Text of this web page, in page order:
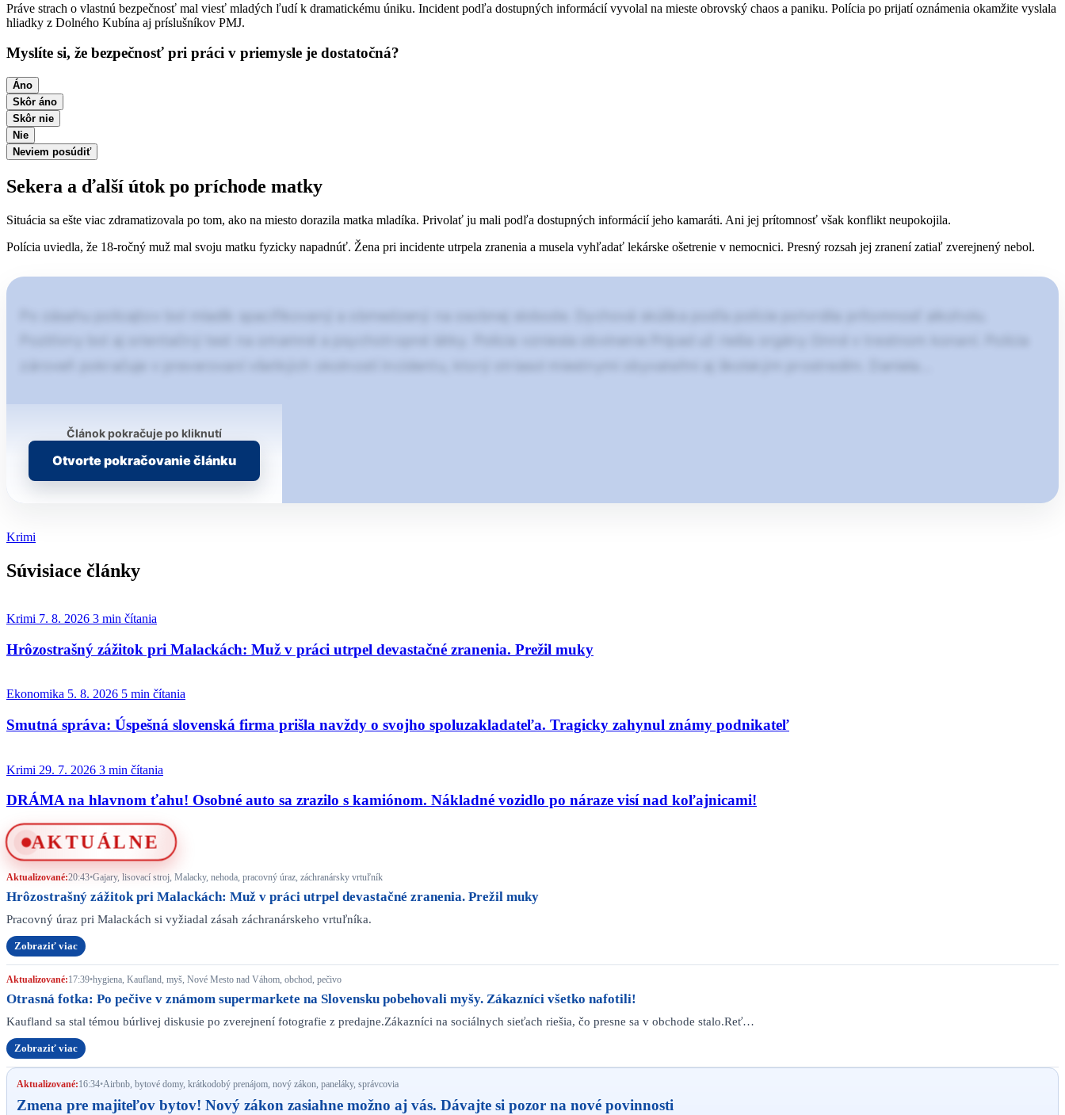
Práve strach o vlastnú bezpečnosť mal viesť mladých ľudí k dramatickému úniku. Incident podľa dostupných informácií vyvolal na mieste obrovský chaos a paniku. Polícia po prijatí oznámenia okamžite vyslala
hliadky z Dolného Kubína aj príslušníkov PMJ.
Myslíte si, že bezpečnosť pri práci v priemysle je dostatočná?
Áno
Skôr áno
Skôr nie
Nie
Neviem posúdiť
Sekera a ďalší útok po príchode matky
Situácia sa ešte viac zdramatizovala po tom, ako na miesto dorazila matka mladíka. Privolať ju mali podľa dostupných informácií jeho kamaráti. Ani jej prítomnosť však konflikt neupokojila.
Polícia uviedla, že 18-ročný muž mal svoju matku fyzicky napadnúť. Žena pri incidente utrpela zranenia a musela vyhľadať lekárske ošetrenie v nemocnici. Presný rozsah jej zranení zatiaľ zverejnený nebol.
Článok pokračuje po kliknutí
Otvorte pokračovanie článku
Krimi
Súvisiace články
Krimi 7. 8. 2026 3 min čítania
Hrôzostrašný zážitok pri Malackách: Muž v práci utrpel devastačné zranenia. Prežil muky
Ekonomika 5. 8. 2026 5 min čítania
Smutná správa: Úspešná slovenská firma prišla navždy o svojho spoluzakladateľa. Tragicky zahynul známy podnikateľ
Krimi 29. 7. 2026 3 min čítania
DRÁMA na hlavnom ťahu! Osobné auto sa zrazilo s kamiónom. Nákladné vozidlo po náraze visí nad koľajnicami!
AKTUÁLNE
Aktualizované:20:43•Gajary, lisovací stroj, Malacky, nehoda, pracovný úraz, záchranársky vrtuľník
Hrôzostrašný zážitok pri Malackách: Muž v práci utrpel devastačné zranenia. Prežil muky
Pracovný úraz pri Malackách si vyžiadal zásah záchranárskeho vrtuľníka.
Zobraziť viac
Aktualizované:17:39•hygiena, Kaufland, myš, Nové Mesto nad Váhom, obchod, pečivo
Otrasná fotka: Po pečive v známom supermarkete na Slovensku pobehovali myšy. Zákazníci všetko nafotili!
Kaufland sa stal témou búrlivej diskusie po zverejnení fotografie z predajne.Zákazníci na sociálnych sieťach riešia, čo presne sa v obchode stalo.Reť…
Zobraziť viac
Aktualizované:16:34•Airbnb, bytové domy, krátkodobý prenájom, nový zákon, paneláky, správcovia
Zmena pre majiteľov bytov! Nový zákon zasiahne možno aj vás. Dávajte si pozor na nové povinnosti